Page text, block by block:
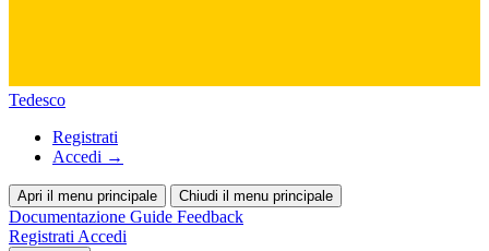
Tedesco
Registrati
Accedi →
Apri il menu principale Chiudi il menu principale
Documentazione Guide Feedback
Registrati Accedi